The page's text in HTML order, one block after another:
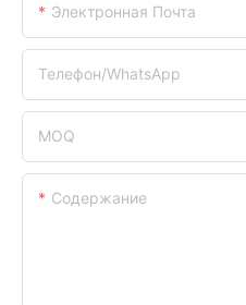
Электронная Почта
Телефон/WhatsApp
MOQ
Содержание